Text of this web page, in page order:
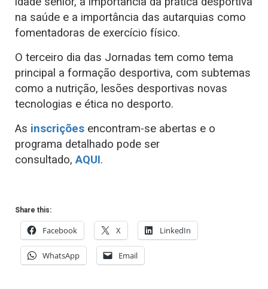
na saúde e a importância das autarquias como
fomentadoras de exercício físico.
O terceiro dia das Jornadas tem como tema
principal a formação desportiva, com subtemas
como a nutrição, lesões desportivas novas
tecnologias e ética no desporto.
As inscrições encontram-se abertas e o
programa detalhado pode ser
consultado,AQUI.
Share this:
Facebook X LinkedIn
WhatsApp Email